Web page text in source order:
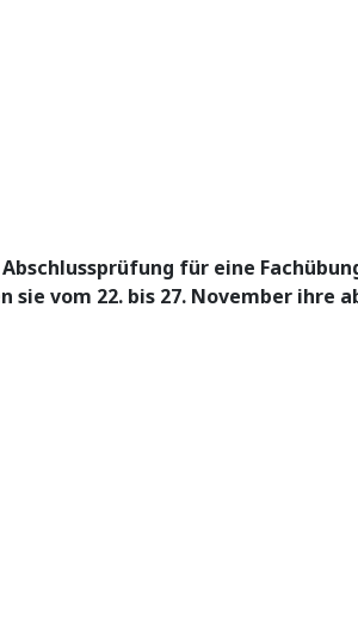
für eine
vom 22. bis 27. November ihre